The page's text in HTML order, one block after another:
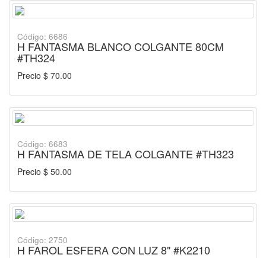
Código: 6686
H FANTASMA BLANCO COLGANTE 80CM
#TH324
Precio $ 70.00
Código: 6683
H FANTASMA DE TELA COLGANTE #TH323
Precio $ 50.00
Código: 2750
H FAROL ESFERA CON LUZ 8" #K2210